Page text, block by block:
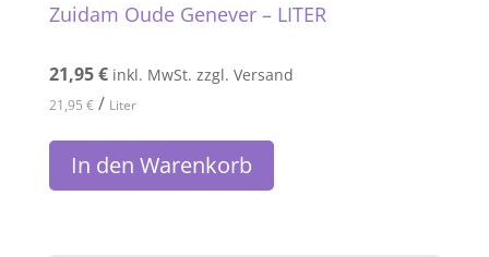
Zuidam Oude Genever – LITER
21,95€ inkl. MwSt. zzgl. Versand
21,95 €/ Liter
In den Warenkorb